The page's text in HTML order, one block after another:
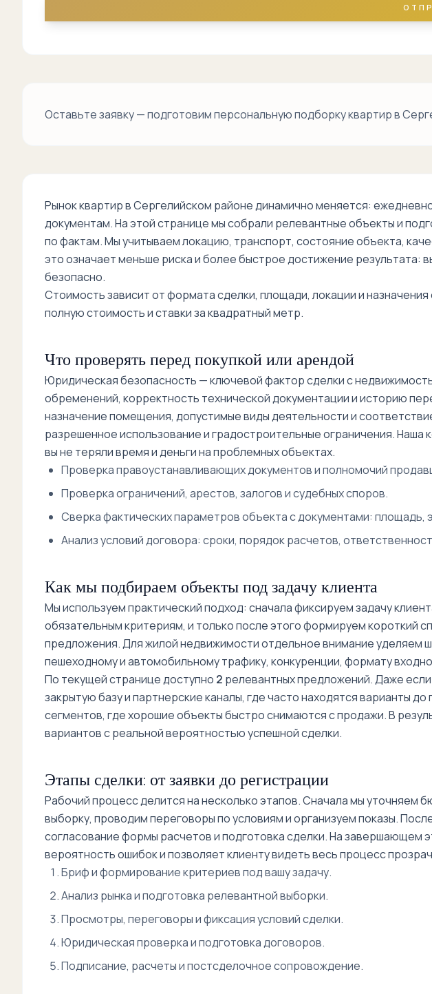
Оставьте заявку — подготовим персональную подборку квартир в
Рынок квартир в Сергелийском районе динамично меняется:
документам. На этой странице мы собрали релевантные объекты и
по фактам. Мы учитываем локацию, транспорт, состояние объекта,
это означает меньше риска и более быстрое достижение результата:
безопасно.
Стоимость зависит от формата сделки, площади, локации и
полную стоимость и ставки за квадратный метр.
Что проверять перед покупкой или арендой
Юридическая безопасность — ключевой фактор сделки с
обременений, корректность технической документации и историю
назначение помещения, допустимые виды деятельности и
разрешенное использование и градостроительные ограничения.
вы не теряли время и деньги на проблемных объектах.
Проверка правоустанавливающих документов и полномочий
Проверка ограничений, арестов, залогов и судебных споров.
Сверка фактических параметров объекта с документами: площадь,
Анализ условий договора: сроки, порядок расчетов,
Как мы подбираем объекты под задачу клиента
Мы используем практический подход: сначала фиксируем задачу
обязательным критериям, и только после этого формируем короткий
предложения. Для жилой недвижимости отдельное внимание уделяем
пешеходному и автомобильному трафику, конкуренции, формату
По текущей странице доступно 2 релевантных предложений. Даже
закрытую базу и партнерские каналы, где часто находятся варианты
сегментов, где хорошие объекты быстро снимаются с продажи. В
вариантов с реальной вероятностью успешной сделки.
Этапы сделки: от заявки до регистрации
Рабочий процесс делится на несколько этапов. Сначала мы
выборку, проводим переговоры по условиям и организуем показы.
согласование формы расчетов и подготовка сделки. На
вероятность ошибок и позволяет клиенту видеть весь процесс
Бриф и формирование критериев под вашу задачу.
Анализ рынка и подготовка релевантной выборки.
Просмотры, переговоры и фиксация условий сделки.
Юридическая проверка и подготовка договоров.
Подписание, расчеты и постсделочное сопровождение.